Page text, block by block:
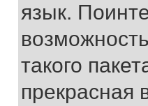
язык.
такого
прекрасная